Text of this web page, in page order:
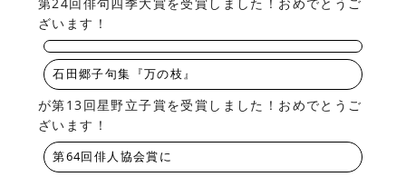
第24回俳句四季大賞を受賞しました！おめでとうご
ざいます！
石田郷子句集『万の枝』
が第13回星野立子賞を受賞しました！おめでとうご
ざいます！
第64回俳人協会賞に